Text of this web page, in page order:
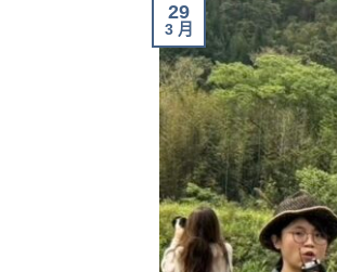
29
3 月